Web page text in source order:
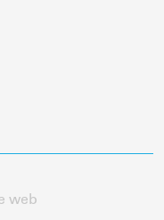
web